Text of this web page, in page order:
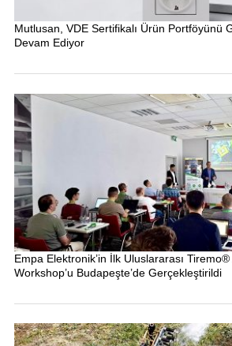
Mutlusan, VDE Sertifikalı Ürün Portföyünü
Devam Ediyor
Empa Elektronik’in İlk Uluslararası
Workshop’u Budapeşte’de Gerçekleştirildi